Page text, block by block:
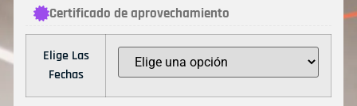
Certificado de aprovechamiento
Elige Las
Fechas